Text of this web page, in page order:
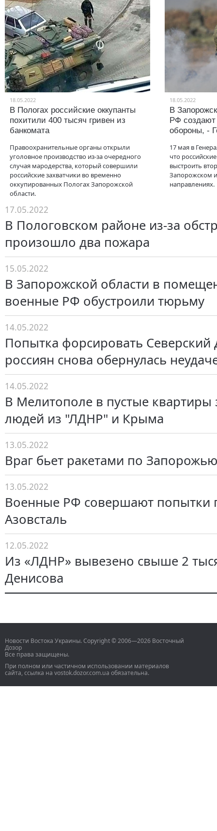
18.05.2022
В Пологах российские оккупанты
похитили 400 тысяч гривен из
банкомата
Правоохранительные органы открыли
уголовное производство из-за очередного
случая мародерства, который совершили
российские захватчики во временно
оккупированных Пологах Запорожской
области.
18.05.2022
В
РФ
обороны, -
17 мая в
что
выстроить
Запорожском
направлениях.
17.05.2022
В Пологовском районе из-за
произошло два пожара
15.05.2022
В Запорожской области в
военные РФ обустроили тюрьму
14.05.2022
Попытка форсировать Северский
россиян снова обернулась
14.05.2022
В Мелитополе в пустые квартиры
людей из "ЛДНР" и Крыма
13.05.2022
Враг бьет ракетами по Запорожью
13.05.2022
Военные РФ совершают попытки
Азовсталь
12.05.2022
Из «ЛДНР» вывезено свыше 2
Денисова
Новости Востока Украины. Copyright © 2006—2026 Восточный
Дозор
Все права защищены.
При полном или частичном использовании материалов
сайта, ссылка на vostok.dozor.com.ua обязательна.